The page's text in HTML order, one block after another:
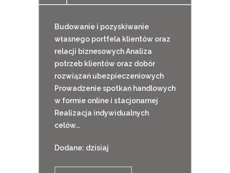
Budowanie i pozyskiwanie
własnego portfela klientów oraz
relacji biznesowych Analiza
potrzeb klientów oraz dobór
rozwiązań ubezpieczeniowych
Prowadzenie spotkań handlowych
w formie online i stacjonarnej
Realizacja indywidualnych
celów...
Dodane: dzisiaj